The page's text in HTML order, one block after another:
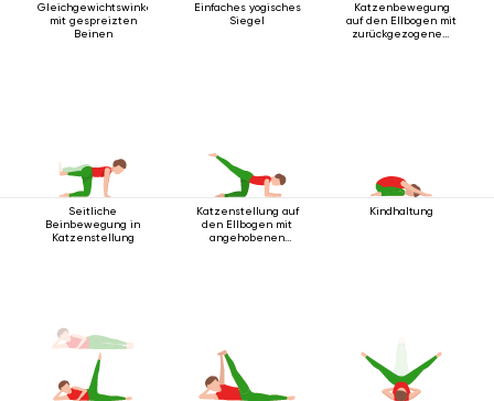
Gleichgewichtswinkelhaltung
mit gespreizten
Beinen
Einfaches yogisches
Siegel
Katzenbewegung
auf den Ellbogen mit
zurückgezogenem
Seitliche
Beinbewegung in
Katzenstellung
Katzenstellung auf
den Ellbogen mit
angehobenen
Kindhaltung